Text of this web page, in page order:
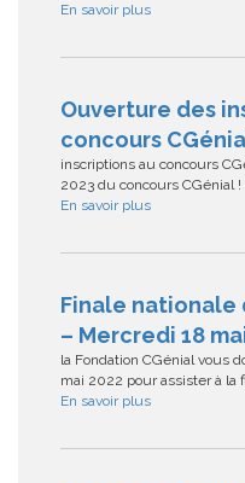
En savoir plus
Ouverture des
concours
inscriptions au concours
2023 du concours CGénial
En savoir plus
Finale nationale
– Mercredi 18
la Fondation CGénial vous
mai 2022 pour assister à la
En savoir plus